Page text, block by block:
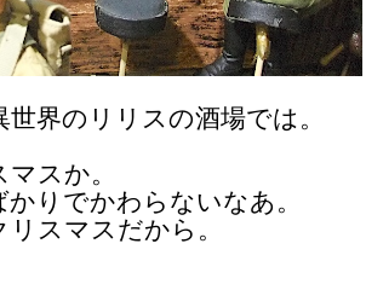
界のリリスの酒場では。
スか。
りでかわらないなあ。
スマスだから。